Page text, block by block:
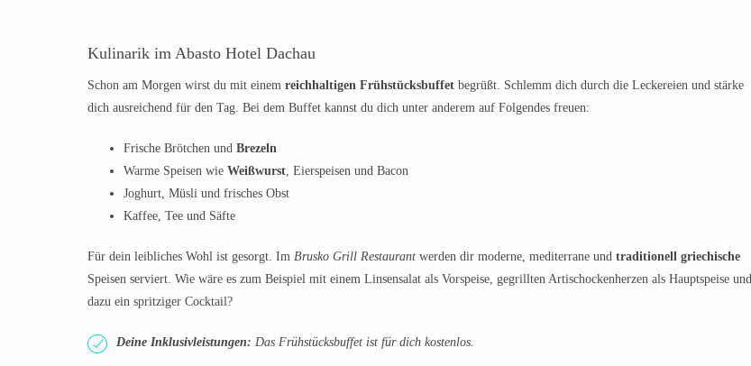
Kulinarik im Abasto Hotel Dachau
Schon am Morgen wirst du mit einem reichhaltigen Frühstücksbuffet begrüßt. Schlemm dich durch die Leckereien und stärke
dich ausreichend für den Tag. Bei dem Buffet kannst du dich unter anderem auf Folgendes freuen:
Frische Brötchen und Brezeln
Warme Speisen wie Weißwurst , Eierspeisen und Bacon
Joghurt, Müsli und frisches Obst
Kaffee, Tee und Säfte
Für dein leibliches Wohl ist gesorgt. Im Brusko Grill Restaurant werden dir moderne, mediterrane und traditionell griechische
Speisen serviert. Wie wäre es zum Beispiel mit einem Linsensalat als Vorspeise, gegrillten Artischockenherzen als Hauptspeise und
dazu ein spritziger Cocktail?
Deine Inklusivleistungen: Das Frühstücksbuffet ist für dich kostenlos.